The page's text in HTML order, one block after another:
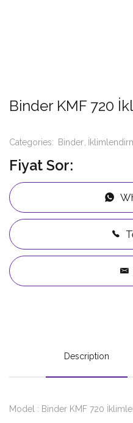
Binder KMF 720
Categories: Binder
Fiyat Sor:
Description
Model : Binder KMF 720